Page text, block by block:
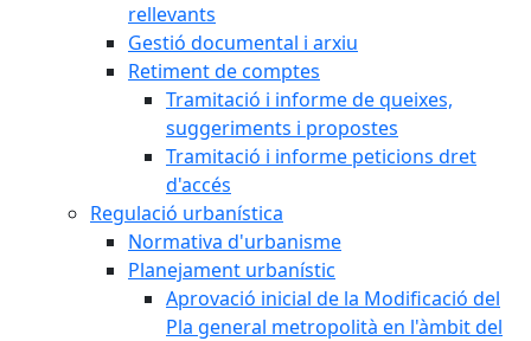
rellevants
Gestió documental i arxiu
Retiment de comptes
Tramitació i informe de queixes,
suggeriments i propostes
Tramitació i informe peticions dret
d'accés
Regulació urbanística
Normativa d'urbanisme
Planejament urbanístic
Aprovació inicial de la Modificació del
Pla general metropolità en l'àmbit del